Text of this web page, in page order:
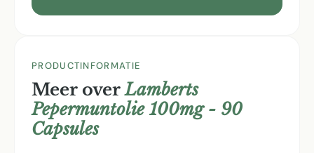
PRODUCTINFORMATIE
Meer overLamberts
Pepermuntolie 100mg - 90
Capsules